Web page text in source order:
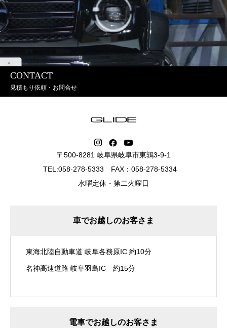
CONTACT
見積もり依頼・お問合せ
〒500-8281 岐阜県岐阜市東鶉3-9-1
TEL:058-278-5333 FAX：058-278-5334
水曜定休・第二火曜日
車でお越しのお客さま
東海北陸自動車道 岐阜各務原IC 約10分
名神高速道路 岐阜羽島IC 約15分
電車でお越しのお客さま